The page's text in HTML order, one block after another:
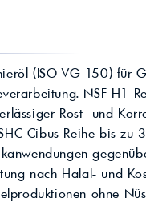
Agrochemie
Industrie-
Fokus CLP
Getriebe
Landwirtschaft
(ISO VG 150) für
NSF H1
Rost- und
Cibus Reihe bis zu
nach Halal- und
ohne